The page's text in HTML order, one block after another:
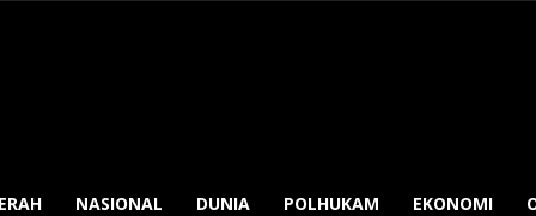
NASIONAL DUNIA POLHUKAM EKONOMI